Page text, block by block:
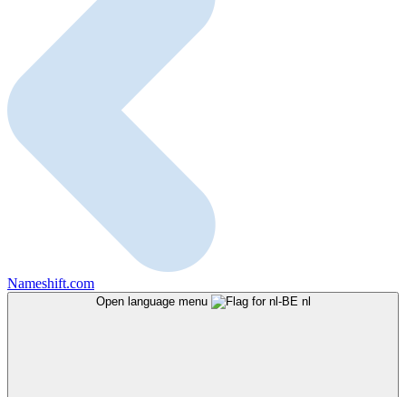
Nameshift.com
Open language menu nl